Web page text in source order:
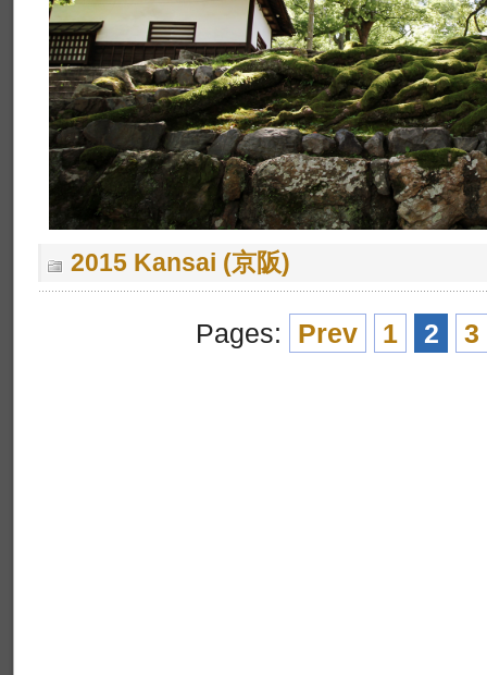
2015 Kansai (京阪)
Pages: Prev 1 2 3